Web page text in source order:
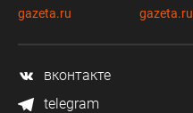
gazeta.ru
gazeta.ru
вконтакте
telegram